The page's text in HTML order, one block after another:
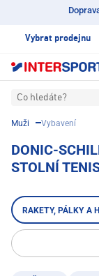
Vybrat prodejnu
Co hledáte?
Muži Vybavení
DONIC-
STOLNÍ
RAKETY, PÁLKY A